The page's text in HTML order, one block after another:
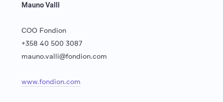
Mauno Valli
COO Fondion
+358 40 500 3087
mauno.valli@fondion.com
www.fondion.com